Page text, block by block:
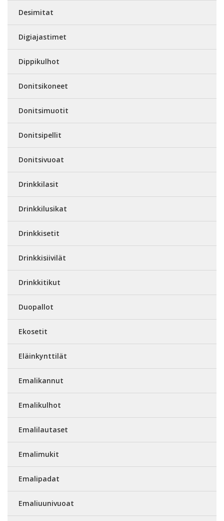
Desimitat
Digiajastimet
Dippikulhot
Donitsikoneet
Donitsimuotit
Donitsipellit
Donitsivuoat
Drinkkilasit
Drinkkilusikat
Drinkkisetit
Drinkkisiivilät
Drinkkitikut
Duopallot
Ekosetit
Eläinkynttilät
Emalikannut
Emalikulhot
Emalilautaset
Emalimukit
Emalipadat
Emaliuunivuoat